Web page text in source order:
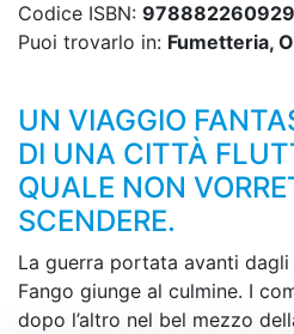
Codice ISBN:
Puoi trovarlo in: Fumetteria,
UN VIAGGIO
DI UNA CITTÀ
QUALE NON
SCENDERE.
La guerra portata avanti
Fango giunge al culmine. I
dopo l’altro nel bel mezzo